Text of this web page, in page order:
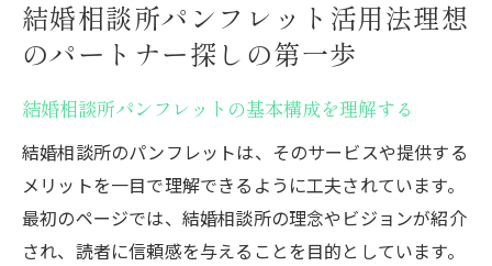
トーリーを活用する
結婚相談所のサービス内容を比較する方法
結婚相談所パンフレットから得られる第一
印象を大切に
結婚相談所選びに迷ったらパンフレットで自分
に合う情報を見つけよう
自分の希望条件とパンフレットの情報を照
結婚相談所パンフレット活用法理想
のパートナー探しの第一歩
結婚相談所パンフレットの基本構成を理解する
結婚相談所のパンフレットは、そのサービスや提供する
メリットを一目で理解できるように工夫されています。
最初のページでは、結婚相談所の理念やビジョンが紹介
され、読者に信頼感を与えることを目的としています。